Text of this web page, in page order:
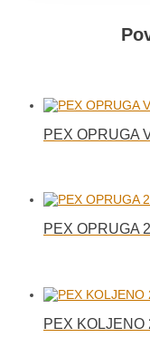
PEX OPRUGA
PEX OPRUGA
PEX KOLJENO